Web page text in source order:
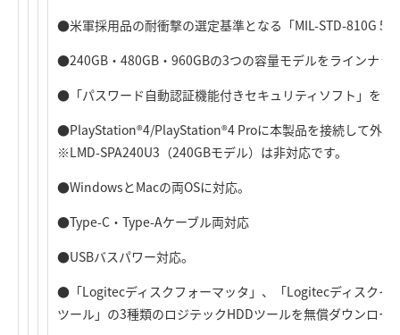
●米軍採用品の耐衝撃の選定基準となる「MIL-STD-810G
●240GB・480GB・960GBの3つの容量モデルをラインナッ
●「パスワード自動認証機能付きセキュリティソフト」を無
●PlayStation®4/PlayStation®4 Proに本製品を接続して外
※LMD-SPA240U3（240GBモデル）は非対応です。
●WindowsとMacの両OSに対応。
●Type-C・Type-Aケーブル両対応
●USBバスパワー対応。
●「Logitecディスクフォーマッタ」、「Logitecディスクイ
ツール」の3種類のロジテックHDDツールを無償ダウンロー